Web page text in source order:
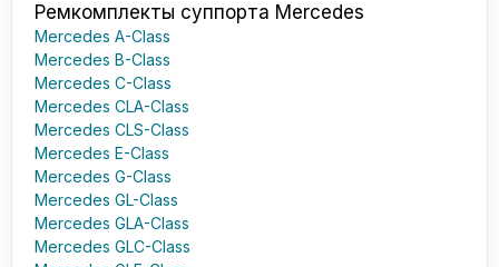
Ремкомплекты суппорта Mercedes
Mercedes A-Class
Mercedes B-Class
Mercedes C-Class
Mercedes CLA-Class
Mercedes CLS-Class
Mercedes E-Class
Mercedes G-Class
Mercedes GL-Class
Mercedes GLA-Class
Mercedes GLC-Class